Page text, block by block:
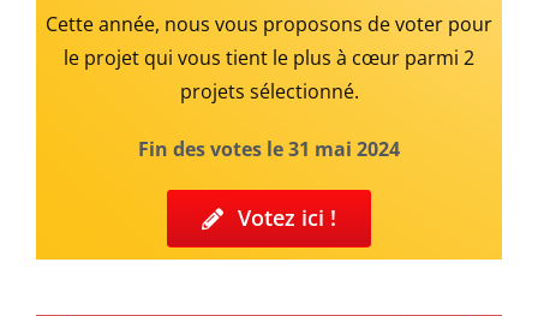
Cette année, nous vous proposons de voter pour
le projet qui vous tient le plus à cœur parmi 2
projets sélectionné.
Fin des votes le 31 mai 2024
Votez ici !